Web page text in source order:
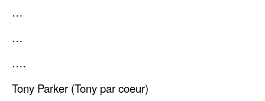
…
…
….
Tony Parker (Tony par coeur)